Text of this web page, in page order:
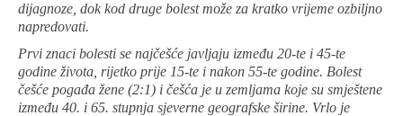
dijagnoze, dok kod druge bolest može za kratko vrijeme ozbiljno
napredovati.
Prvi znaci bolesti se najčešće javljaju između 20-te i 45-te
godine života, rijetko prije 15-te i nakon 55-te godine. Bolest
češće pogađa žene (2:1) i češća je u zemljama koje su smještene
između 40. i 65. stupnja sjeverne geografske širine. Vrlo je